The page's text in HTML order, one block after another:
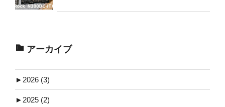
アーカイブ
► 2026 (3)
► 2025 (2)